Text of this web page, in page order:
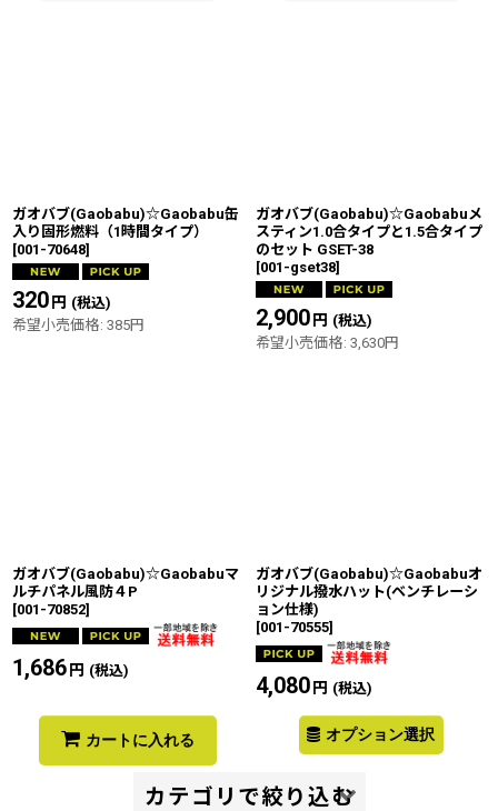
ガオバブ(Gaobabu)☆Gaobabu缶
入り固形燃料（1時間タイプ）
[001-70648]
320円 (税込)
希望小売価格: 385円
ガオバブ(Gaobabu)☆Gaobabuメ
スティン1.0合タイプと1.5合タイプ
のセット GSET-38
[001-gset38]
2,900円 (税込)
希望小売価格: 3,630円
ガオバブ(Gaobabu)☆Gaobabuマ
ルチパネル風防４P
[001-70852]
1,686円 (税込)
カートに入れる
ガオバブ(Gaobabu)☆Gaobabuオ
リジナル撥水ハット(ベンチレーシ
ョン仕様)
[001-70555]
4,080円 (税込)
オプション選択
カテゴリで絞り込む